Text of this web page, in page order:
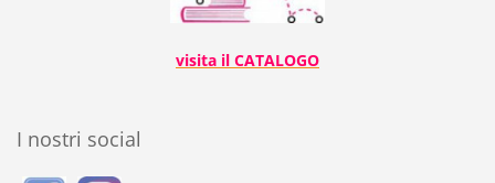
visita il CATALOGO
I nostri social